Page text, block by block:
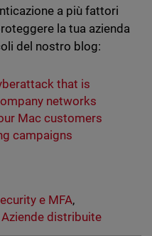
a più fattori
la tua azienda
del nostro blog:
that is
networks
Mac customers
campaigns
e MFA,
Aziende distribuite